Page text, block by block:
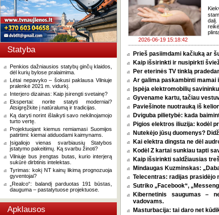
Statyba
Penkios dažniausios statybų ginčų klaidos,
dėl kurių bylose pralaimima.
Lėtai nepavyko – šokusi paklausa Vilniuje
pralenkė 2021 m. vidurkį.
Interjero dizainas: Kaip įsirengti svetainę?
Ekspertai: norite statyti moderniai?
Atsigręžkite į natūralumą ir tradicijas.
Ką daryti norint išlaikyti savo nekilnojamojo
turto vertę.
Projektuojant kiemus remiamasi Suomijos
patirtimi: kiemai atiduodami kaimynams.
Įsigaliojo vienas svarbiausių Statybos
įstatymo pakeitimų. Ką svarbu žinoti?
Vilniuje bus įrengtas butas, kurio interjerą
sukūrė dirbtinis intelektas.
Tyrimas: kokį NT kainų likimą prognozuoja
gyventojai?
„Realco“: balandį parduotas 191 būstas,
dauguma – pastatytuose projektuose.
Apklausos
2026-06-19 15:18:42
dalį.
Prieš pasiimdami kačiuką ar
Kaip išsirinkti ir nusipirkti
Per eterinės TV tinklą
Ar galima paskambinti mamai
Įspėja elektromobilių
Gyvename kartu, tačiau
Paviešinote nuotrauką iš
Dviguba pilietybė: kada
Pigios elektros iliuzija: kodėl
Nutekėjo jūsų duomenys?
Kai elektra dingsta ne dėl
Kodėl Z kartai sunkiau tapti
Kaip išsirinkti saldžiausias
Mindaugas Kuzminskas:
Telecentras: radijas prasidėjo
Sutriko „Facebook“,
Kibernetinis saugumas –
vadovams.
Masturbacija: tai daro net